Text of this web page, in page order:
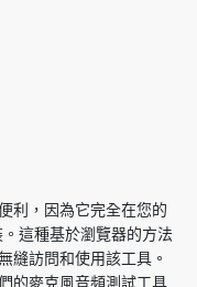
利，因為它完全在您的
這種基於瀏覽器的方法
縫訪問和使用該工具。
的麥克風音頻測試工具